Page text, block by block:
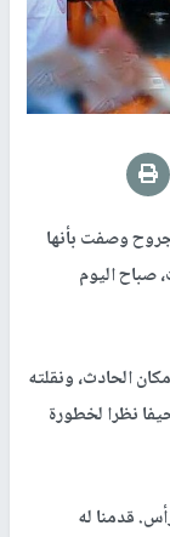
عاما) بجروح وصفت بأنها
صباح اليوم
الحادث، ونقلته
نظرا لخطورة
قدمنا له